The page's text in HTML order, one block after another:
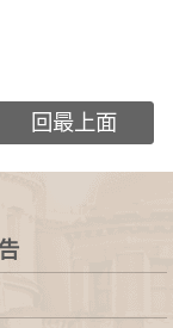
回最上面